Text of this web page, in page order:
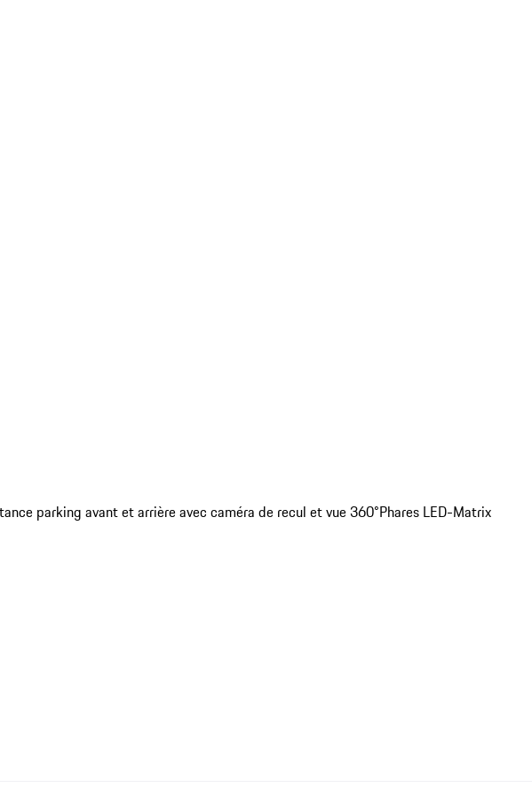
parking avant et arrière avec caméra de recul et vue 360°Phares LED-Matrix